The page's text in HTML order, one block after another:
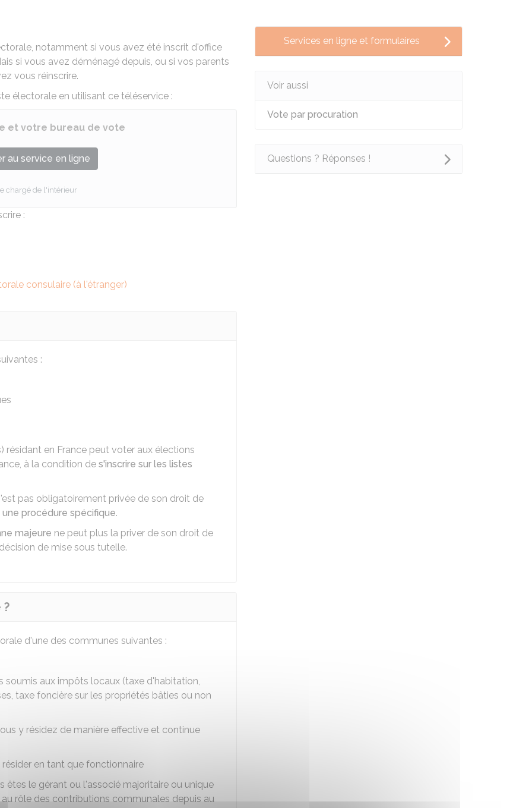
notamment si vous avez été inscrit d'office
si vous avez déménagé depuis, ou si vos parents
vous réinscrire.
électorale en utilisant ce téléservice :
et votre bureau de vote
au service en ligne
chargé de l'intérieur
:
consulaire (à l'étranger)
:
résidant en France peut voter aux élections
à la condition de s'inscrire sur les listes
pas obligatoirement privée de son droit de
une procédure spécifique.
majeure ne peut plus la priver de son droit de
de mise sous tutelle.
d'une des communes suivantes :
soumis aux impôts locaux (taxe d'habitation,
taxe foncière sur les propriétés bâties ou non
y résidez de manière effective et continue
en tant que fonctionnaire
êtes le gérant ou l'associé majoritaire ou unique
rôle des contributions communales depuis au
Services en ligne et formulaires
Voir aussi
Vote par procuration
Questions ? Réponses !